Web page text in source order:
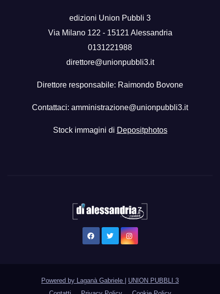
edizioni Union Pubbli 3
Via Milano 122 - 15121 Alessandria
0131221988
direttore@unionpubbli3.it
Direttore responsabile: Raimondo Bovone
Contattaci: amministrazione@unionpubbli3.it
Stock immagini di Depositphotos
Powered by Laganà Gabriele
UNION PUBBLI 3